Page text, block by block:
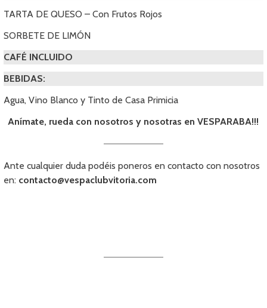
TARTA DE QUESO – Con Frutos Rojos
SORBETE DE LIMÓN
CAFÉ INCLUIDO
BEBIDAS:
Agua, Vino Blanco y Tinto de Casa Primicia
Anímate, rueda con nosotros y nosotras en VESPARABA!!!
Ante cualquier duda podéis poneros en contacto con nosotros
en: contacto@vespaclubvitoria.com